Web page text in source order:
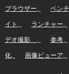
ブラウザー ベン
イト ランチャー
デオ撮影 参考
化 画像ビューア